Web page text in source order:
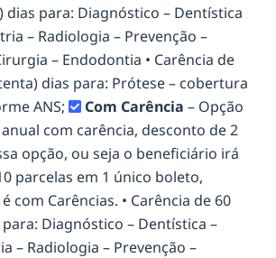
dias para: Diagnóstico – Dentística
– Radiologia – Prevenção –
– Endodontia • Carência de
dias para: Prótese – cobertura
ANS;
Com Carência – Opção
com carência, desconto de 2
opção, ou seja o beneficiário irá
parcelas em 1 único boleto,
com Carências. • Carência de 60
Diagnóstico – Dentística –
– Radiologia – Prevenção –